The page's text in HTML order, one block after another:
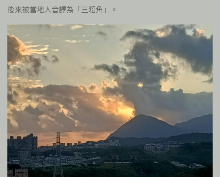
後來被當地人音譯為「三貂角」。